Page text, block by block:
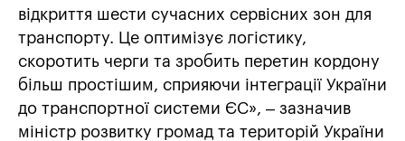
відкриття шести сучасних сервісних зон для
транспорту. Це оптимізує логістику,
скоротить черги та зробить перетин кордону
більш простішим, сприяючи інтеграції України
до транспортної системи ЄС», – зазначив
міністр розвитку громад та територій України